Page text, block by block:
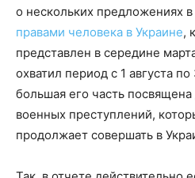
о нескольких предложениях в
правами человека в Украине,
представлен в середине
охватил период с 1 августа
большая его часть
военных преступлений,
продолжает совершать в